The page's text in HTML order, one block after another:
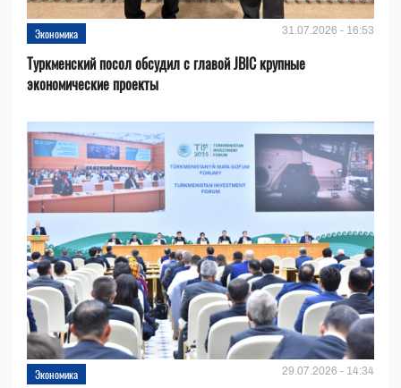
Экономика 31.07.2026 - 16:53
Туркменский посол обсудил с главой JBIC крупные
экономические проекты
Экономика 29.07.2026 - 14:34